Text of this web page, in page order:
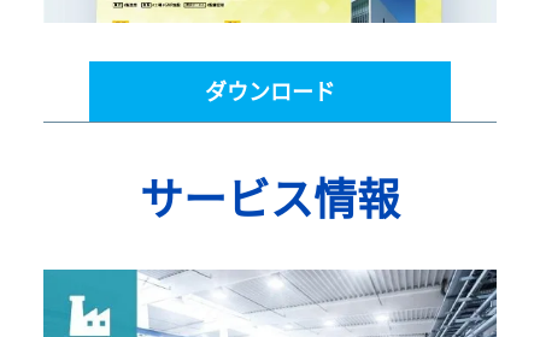
ダウンロード
サービス情報